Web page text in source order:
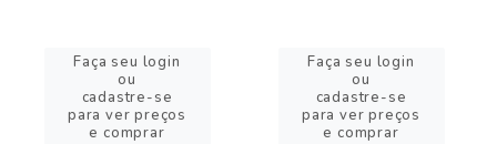
Faça seu login
ou
cadastre-se
para ver preços
e comprar
Faça seu login
ou
cadastre-se
para ver preços
e comprar